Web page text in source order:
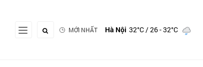
MỚI NHẤT Hà Nội 32°C/ 26 - 32°C